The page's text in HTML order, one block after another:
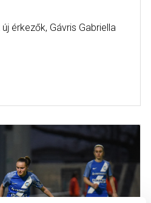
érkezők, Gávris Gabriella